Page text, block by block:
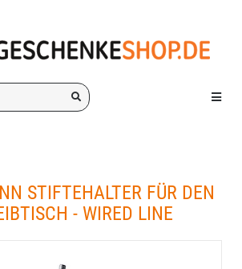
Menü
STIFTEHALTER FÜR DEN
- WIRED LINE